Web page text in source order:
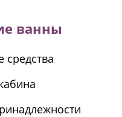
ванны
средства